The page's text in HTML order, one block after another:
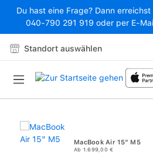
Zum Hauptinhalt springen
Du hast eine Frage? Dann
040-790 291 919 oder per E-
Standort auswählen
MacBook Air 15" M5
Ab 1.699,00 €